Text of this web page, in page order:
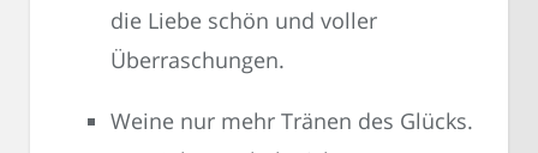
die Liebe schön und voller
Überraschungen.
Weine nur mehr Tränen des Glücks.